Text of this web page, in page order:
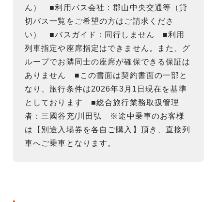
ん） ■利用バス会社：郡山中央交通等（貸
切バス一覧をご希望の方はご請求くださ
い） ■バスガイド：同行しません ■利用
列車指定や座席指定はできません。また、グ
ループでお隣同士の座席が確保できる保証は
ありません ■この書面は契約書面の一部と
なり、旅行条件は2026年3月1日現在を基準
としております ■総合旅行業務取扱管理
者：三國谷充/川田弘 ※途中乗車のお客様
は【別途入場券を各自ご購入】頂き、直接列
車へご乗車となります。